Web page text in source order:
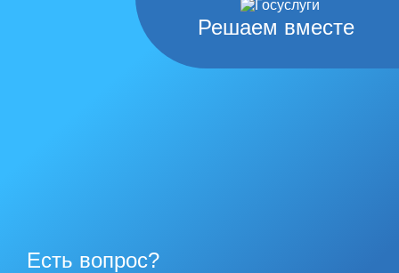
Решаем вместе
Есть вопрос?